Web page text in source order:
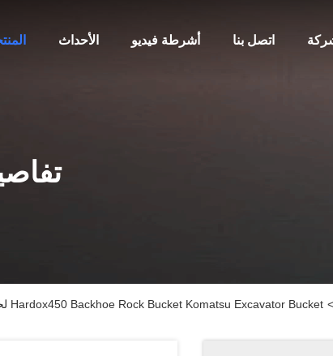
الأحداث أشرطة فيديو اتصل بنا
> Hardox450 Backhoe Rock Bucket Komatsu Excavator Bucket لحالة التعدين